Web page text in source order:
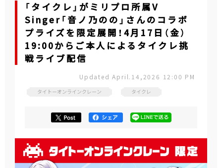
「タイクレ」がミリプロ所属V
Singer「音ノ乃のの」さんのコラボ
プライズを限定展開！4月17日（金）
19:00からご本人によるタイクレ挑
戦ライブ配信
Updated April.14,2026 12:00 PM
タイトーオンラインクレーン タイクレ